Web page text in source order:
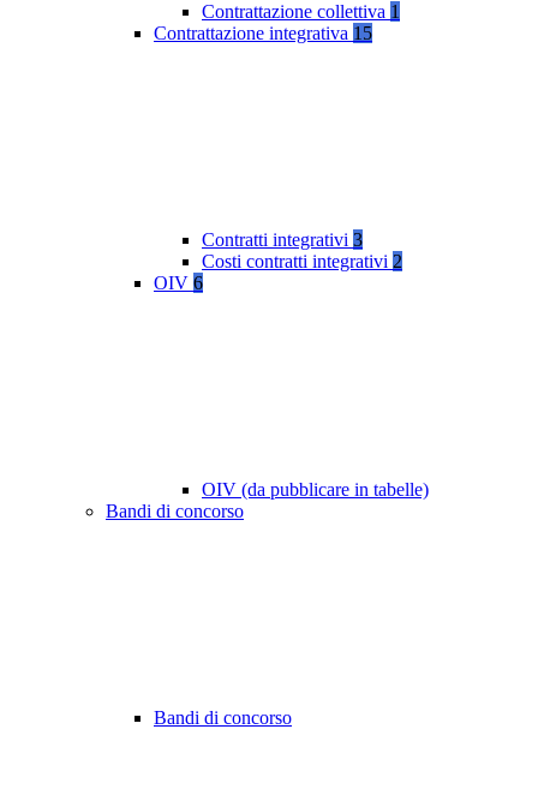
Contrattazione collettiva 1
Contrattazione integrativa 15
Contratti integrativi 3
Costi contratti integrativi 2
OIV 6
OIV (da pubblicare in tabelle)
Bandi di concorso
Bandi di concorso